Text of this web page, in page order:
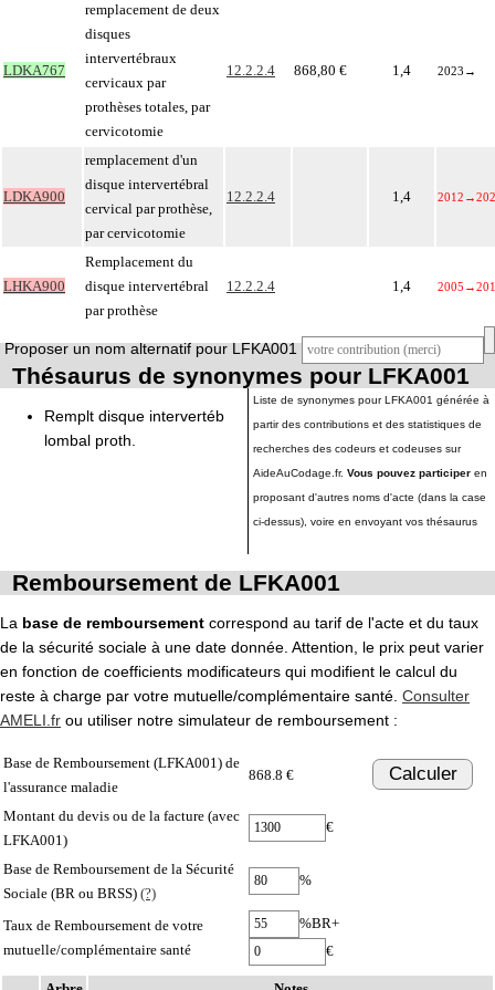
LDKA767
remplacement de deux
disques
intervertébraux
cervicaux par
prothèses totales, par
cervicotomie
12.2.2.4 868,80 € 1,4 2023 →
LDKA900
remplacement d'un
disque intervertébral
cervical par prothèse,
par cervicotomie
12.2.2.4 1,4 2012 →
LHKA900
Remplacement du
disque intervertébral
par prothèse
12.2.2.4 1,4 2005 →
Proposer un nom alternatif pour LFKA001
Thésaurus de synonymes pour LFKA001
Remplt disque intervertéb
lombal proth.
Liste de synonymes pour LFKA001 générée à
partir des contributions et des statistiques de
recherches des codeurs et codeuses sur
AideAuCodage.fr. Vous pouvez participer en
proposant d'autres noms d'acte (dans la case
ci-dessus), voire en envoyant vos thésaurus
Remboursement de LFKA001
La base de remboursement correspond au tarif de l'acte et du taux
de la sécurité sociale à une date donnée. Attention, le prix peut varier
en fonction de coefficients modificateurs qui modifient le calcul du
reste à charge par votre mutuelle/complémentaire santé. Consulter
AMELI.fr ou utiliser notre simulateur de remboursement :
Base de Remboursement (LFKA001) de
l'assurance maladie
868.8 € Calculer
Montant du devis ou de la facture (avec
LFKA001)
€
Base de Remboursement de la Sécurité
Sociale (BR ou BRSS) (?)
%
Taux de Remboursement de votre
mutuelle/complémentaire santé
%BR+
€